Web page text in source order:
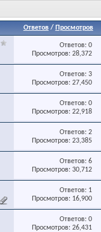
Ответов/ Просмотров
Ответов: 0
Просмотров: 28,372
Ответов: 3
Просмотров: 27,450
Ответов: 0
Просмотров: 22,918
Ответов: 2
Просмотров: 23,385
Ответов: 6
Просмотров: 30,712
Ответов: 1
Просмотров: 16,900
Ответов: 0
Просмотров: 26,431